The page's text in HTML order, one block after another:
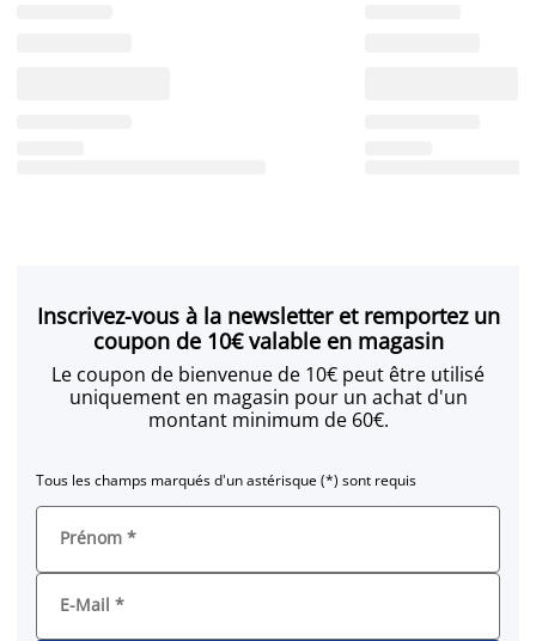
Inscrivez-vous à la newsletter et remportez un
coupon de 10€ valable en magasin
Le coupon de bienvenue de 10€ peut être utilisé
uniquement en magasin pour un achat d'un
montant minimum de 60€.
Tous les champs marqués d'un astérisque (*) sont requis
Prénom *
E-Mail *